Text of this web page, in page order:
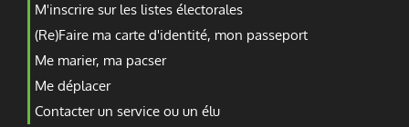
M'inscrire sur les listes électorales
(Re)Faire ma carte d'identité, mon passeport
Me marier, ma pacser
Me déplacer
Contacter un service ou un élu